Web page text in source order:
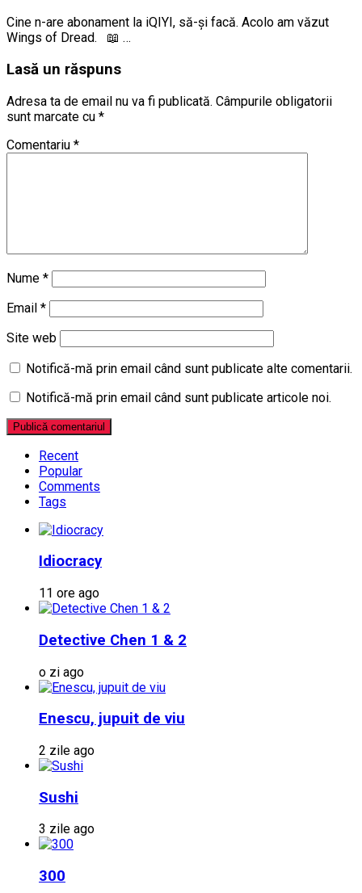
Cine n-are abonament la iQIYI, să-și facă. Acolo am văzut
Wings of Dread. 📖 …
Lasă un răspuns
Adresa ta de email nu va fi publicată. Câmpurile obligatorii
sunt marcate cu *
Comentariu *
Nume *
Email *
Site web
Notifică-mă prin email când sunt publicate alte comentarii.
Notifică-mă prin email când sunt publicate articole noi.
Recent
Popular
Comments
Tags
Idiocracy
11 ore ago
Detective Chen 1 & 2
o zi ago
Enescu, jupuit de viu
2 zile ago
Sushi
3 zile ago
300